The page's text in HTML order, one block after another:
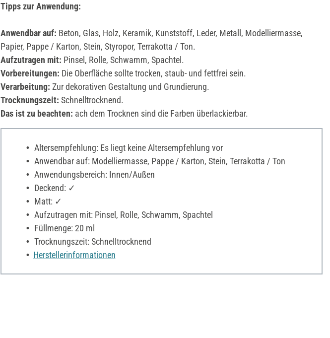
Tipps zur Anwendung:
Anwendbar auf: Beton, Glas, Holz, Keramik, Kunststoff, Leder, Metall, Modelliermasse,
Papier, Pappe / Karton, Stein, Styropor, Terrakotta / Ton.
Aufzutragen mit: Pinsel, Rolle, Schwamm, Spachtel.
Vorbereitungen: Die Oberfläche sollte trocken, staub- und fettfrei sein.
Verarbeitung: Zur dekorativen Gestaltung und Grundierung.
Trocknungszeit: Schnelltrocknend.
Das ist zu beachten: ach dem Trocknen sind die Farben überlackierbar.
Altersempfehlung: Es liegt keine Altersempfehlung vor
Anwendbar auf: Modelliermasse, Pappe / Karton, Stein, Terrakotta / Ton
Anwendungsbereich: Innen/Außen
Deckend: ✓
Matt: ✓
Aufzutragen mit: Pinsel, Rolle, Schwamm, Spachtel
Füllmenge: 20 ml
Trocknungszeit: Schnelltrocknend
Herstellerinformationen